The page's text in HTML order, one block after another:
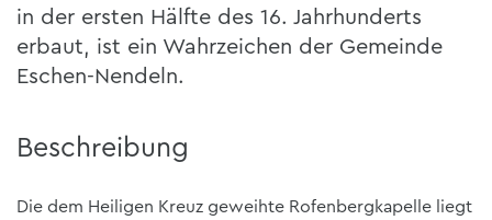
in der ersten Hälfte des 16. Jahrhunderts
erbaut, ist ein Wahrzeichen der Gemeinde
Eschen-Nendeln.
Beschreibung
Die dem Heiligen Kreuz geweihte Rofenbergkapelle liegt